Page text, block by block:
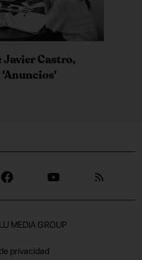
Javier Castro,
MEDIA GROUP
privacidad